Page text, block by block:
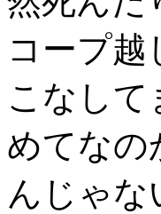
コープ
こなして
めてなの
んじゃな